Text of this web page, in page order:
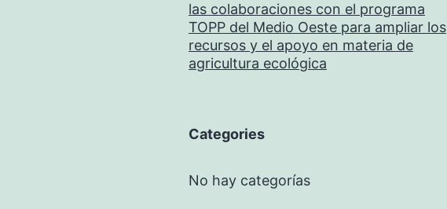
las colaboraciones con el programa
TOPP del Medio Oeste para ampliar los
recursos y el apoyo en materia de
agricultura ecológica
Categories
No hay categorías